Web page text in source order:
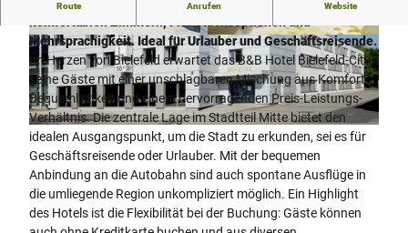
B
+
B
H
o
t
B
+
B
H
o
t
e
l
-
3
© M.G.Schwellies, MANFRED G. SCHWELLIES
Route Anrufen Website
Mehrsprachigkeit. Ideal für Urlauber und Geschäftsreisende.
Im Herzen von Bielefeld erwartet das B&B Hotel Bielefeld-City
seine Gäste mit einer unschlagbaren Mischung aus Komfort,
Bequemlichkeit und einem hervorragenden Preis-Leistungs-
Verhältnis. Die zentrale Lage im Stadtteil Mitte bietet den
idealen Ausgangspunkt, um die Stadt zu erkunden, sei es für
Geschäftsreisende oder Urlauber. Mit der bequemen
Anbindung an die Autobahn sind auch spontane Ausflüge in
die umliegende Region unkompliziert möglich. Ein Highlight
des Hotels ist die Flexibilität bei der Buchung: Gäste können